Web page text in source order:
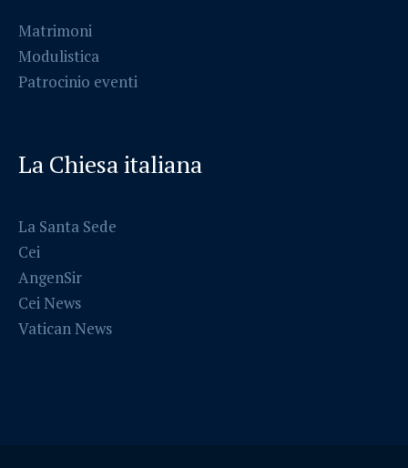
Matrimoni
Modulistica
Patrocinio eventi
La Chiesa italiana
La Santa Sede
Cei
AngenSir
Cei News
Vatican News